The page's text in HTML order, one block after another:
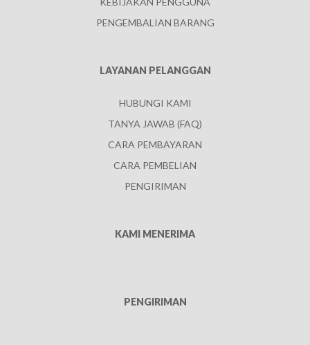
PENGEMBALIAN BARANG
LAYANAN PELANGGAN
HUBUNGI KAMI
TANYA JAWAB (FAQ)
CARA PEMBAYARAN
CARA PEMBELIAN
PENGIRIMAN
KAMI MENERIMA
PENGIRIMAN